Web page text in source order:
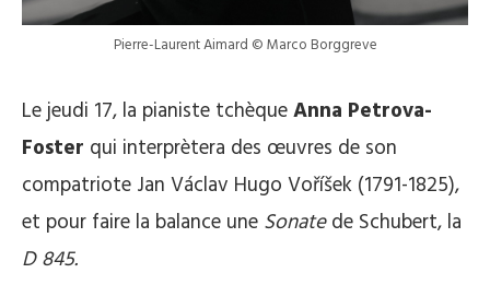
Pierre-Laurent Aimard © Marco Borggreve
Le jeudi 17, la pianiste tchèqueAnna Petrova-
Foster qui interprètera des œuvres de son
compatriote Jan Václav Hugo Voříšek (1791-1825),
et pour faire la balance une Sonatede Schubert, la
D 845.